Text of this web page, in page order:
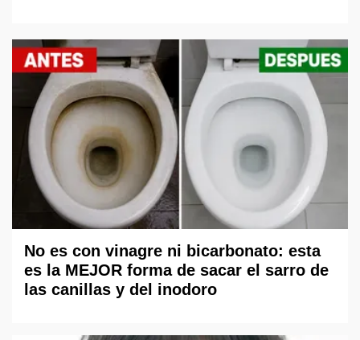
No es con vinagre ni bicarbonato: esta
es la MEJOR forma de sacar el sarro de
las canillas y del inodoro